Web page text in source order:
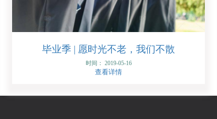
毕业季 | 愿时光不老，我们不散
时间： 2019-05-16
查看详情